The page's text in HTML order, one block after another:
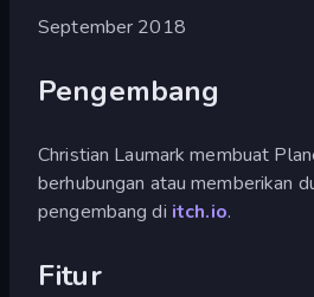
September 2018
Pengembang
Christian Laumark membuat
berhubungan atau memberikan
pengembang di itch.io.
Fitur